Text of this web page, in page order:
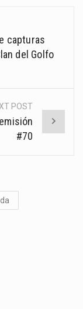
capturas
del Golfo
POST
#70